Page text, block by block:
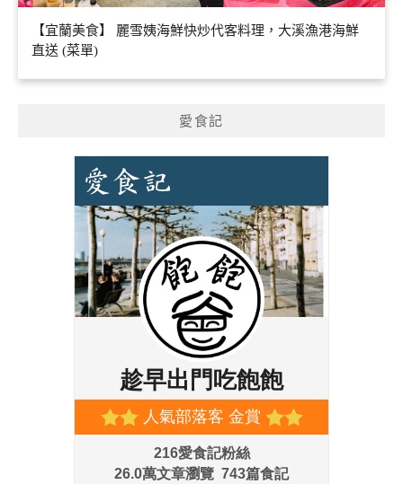
【宜蘭美食】 麗雪姨海鮮快炒代客料理，大溪漁港海鮮
直送 (菜單)
愛食記